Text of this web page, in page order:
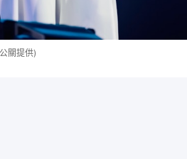
關提供)